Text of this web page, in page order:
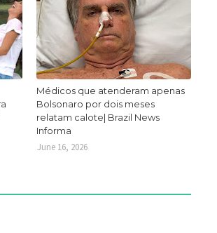
Médicos que atenderam apenas
Bolsonaro por dois meses
relatam calote| Brazil News
Informa
June 16, 2026